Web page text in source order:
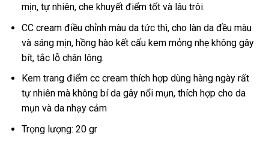
mịn, tự nhiên, che khuyết điểm tốt và lâu trôi.
CC cream điều chỉnh màu da tức thì, cho làn da đều màu
và sáng mịn, hồng hào kết cấu kem mỏng nhẹ không gây
bít, tắc lỗ chân lông.
Kem trang điểm cc cream thích hợp dùng hàng ngày rất
tự nhiên mà không bí da gây nổi mụn, thích hợp cho da
mụn và da nhạy cảm
Trọng lượng: 20 gr